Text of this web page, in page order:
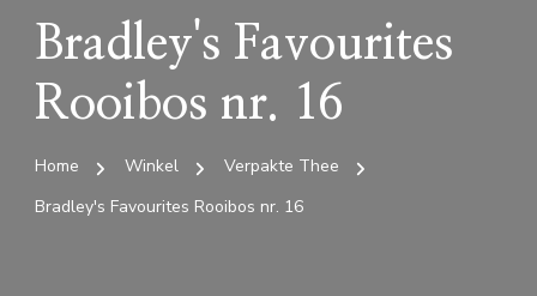
Bradley's Favourites
Rooibos nr. 16
Home Winkel
Verpakte Thee
Bradley's Favourites Rooibos nr. 16